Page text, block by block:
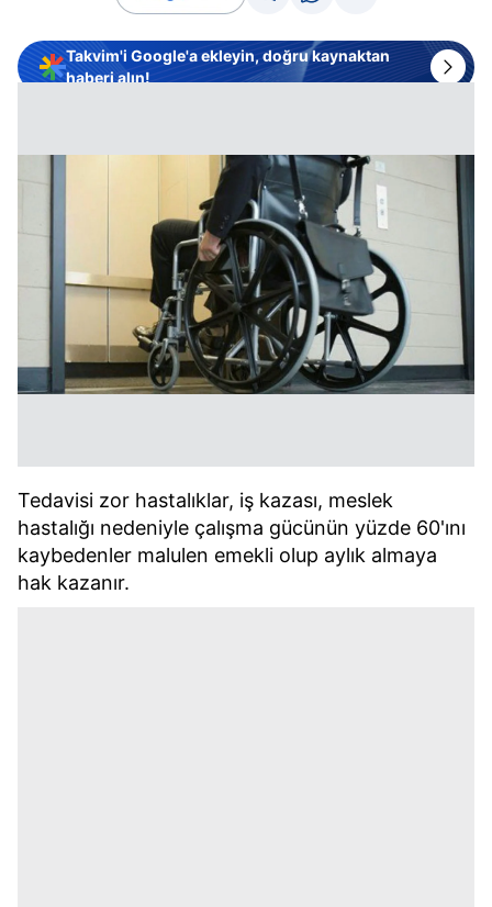
Takvim'i Google'a ekleyin, doğru kaynaktan
haberi alın!
Tedavisi zor hastalıklar, iş kazası, meslek
hastalığı nedeniyle çalışma gücünün yüzde 60'ını
kaybedenler malulen emekli olup aylık almaya
hak kazanır.